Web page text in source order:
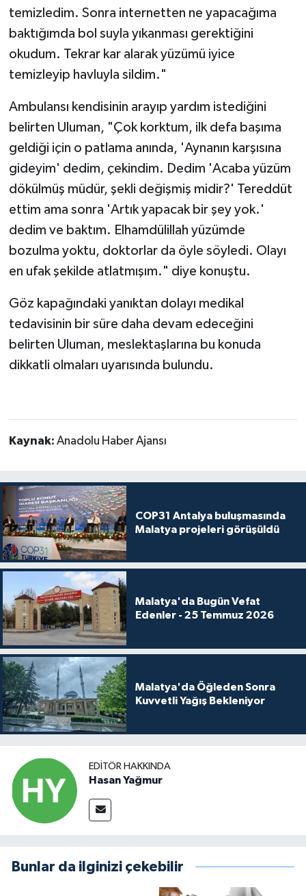
temizledim. Sonra internetten ne yapacağıma
baktığımda bol suyla yıkanması gerektiğini
okudum. Tekrar kar alarak yüzümü iyice
temizleyip havluyla sildim."
Ambulansı kendisinin arayıp yardım istediğini
belirten Uluman, "Çok korktum, ilk defa başıma
geldiği için o patlama anında, 'Aynanın karşısına
gideyim' dedim, çekindim. Dedim 'Acaba yüzüm
dökülmüş müdür, şekli değişmiş midir?' Tereddüt
ettim ama sonra 'Artık yapacak bir şey yok.'
dedim ve baktım. Elhamdülillah yüzümde
bozulma yoktu, doktorlar da öyle söyledi. Olayı
en ufak şekilde atlatmışım." diye konuştu.
Göz kapağındaki yanıktan dolayı medikal
tedavisinin bir süre daha devam edeceğini
belirten Uluman, meslektaşlarına bu konuda
dikkatli olmaları uyarısında bulundu.
Kaynak: Anadolu Haber Ajansı
COP31 Antalya buluşmasında
Malatya projeleri görüşüldü
Malatya'da Bugün Vefat
Edenler - 25 Temmuz 2026
Malatya'da Öğleden Sonra
Kuvvetli Yağış Bekleniyor
EDITÖR HAKKINDA
Hasan Yağmur
Bunlar da ilginizi çekebilir